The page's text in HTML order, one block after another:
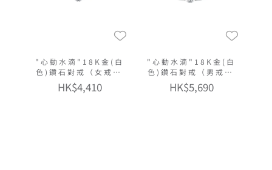
"心動水滴"18K金(白
色)鑽石對戒（女戒窄
版）
HK$4,410
"心動水滴"18K金(白
色)鑽石對戒（男戒窄
版）
HK$5,690